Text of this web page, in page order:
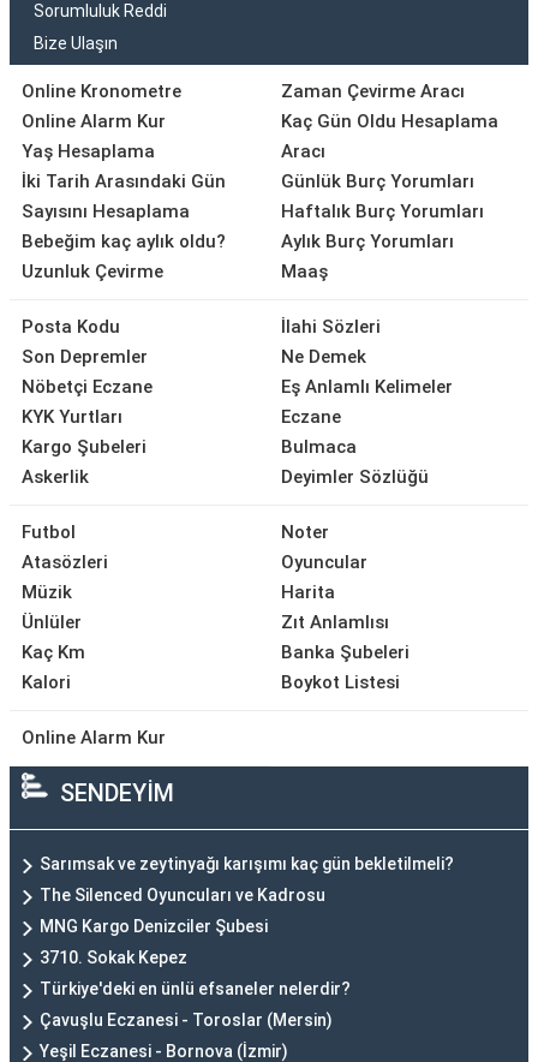
Sorumluluk Reddi
Bize Ulaşın
Online Kronometre
Online Alarm Kur
Yaş Hesaplama
İki Tarih Arasındaki Gün
Sayısını Hesaplama
Bebeğim kaç aylık oldu?
Uzunluk Çevirme
Zaman Çevirme Aracı
Kaç Gün Oldu Hesaplama
Aracı
Günlük Burç Yorumları
Haftalık Burç Yorumları
Aylık Burç Yorumları
Maaş
Posta Kodu
Son Depremler
Nöbetçi Eczane
KYK Yurtları
Kargo Şubeleri
Askerlik
İlahi Sözleri
Ne Demek
Eş Anlamlı Kelimeler
Eczane
Bulmaca
Deyimler Sözlüğü
Futbol
Atasözleri
Müzik
Ünlüler
Kaç Km
Kalori
Noter
Oyuncular
Harita
Zıt Anlamlısı
Banka Şubeleri
Boykot Listesi
Online Alarm Kur
SENDEYİM
Sarımsak ve zeytinyağı karışımı kaç gün bekletilmeli?
The Silenced Oyuncuları ve Kadrosu
MNG Kargo Denizciler Şubesi
3710. Sokak Kepez
Türkiye'deki en ünlü efsaneler nelerdir?
Çavuşlu Eczanesi - Toroslar (Mersin)
Yeşil Eczanesi - Bornova (İzmir)